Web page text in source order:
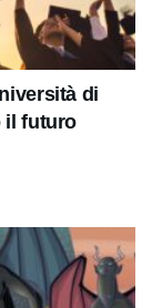
di
il futuro